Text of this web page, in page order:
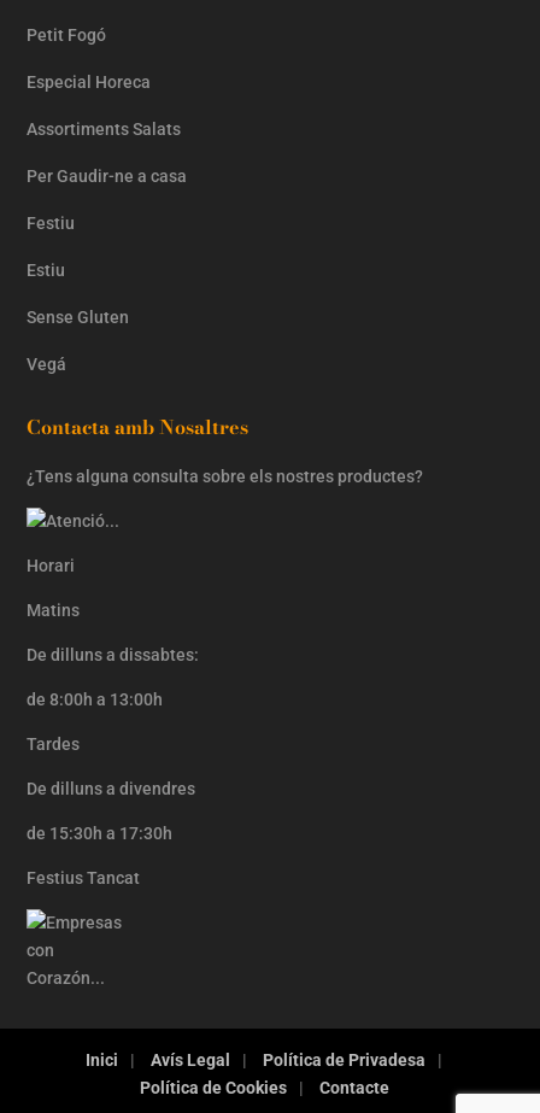
Petit Fogó
Especial Horeca
Assortiments Salats
Per Gaudir-ne a casa
Festiu
Estiu
Sense Gluten
Vegá
Contacta amb Nosaltres
¿Tens alguna consulta sobre els nostres productes?
Horari
Matins
De dilluns a dissabtes:
de 8:00h a 13:00h
Tardes
De dilluns a divendres
de 15:30h a 17:30h
Festius Tancat
Inici Avís Legal
Política de Privadesa
Política de Cookies
Contacte